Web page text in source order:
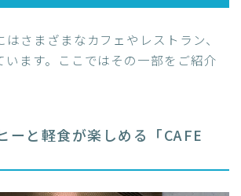
さまざまなカフェやレストラン、
います。ここではその一部をご紹介
ーと軽食が楽しめる「CAFE